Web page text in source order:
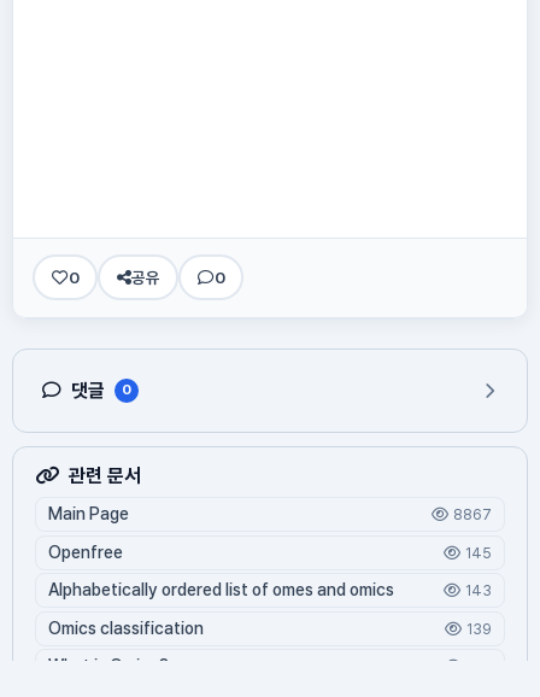
0 공유 0
댓글 0
관련 문서
Main Page 8867
Openfree 145
Alphabetically ordered list of omes and omics 143
Omics classification 139
What is Oming?